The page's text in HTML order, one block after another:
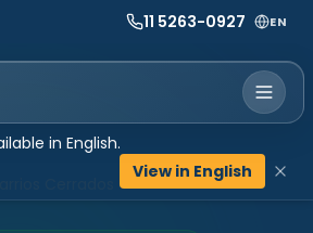
in English.
View in English
11 5263-0927 EN